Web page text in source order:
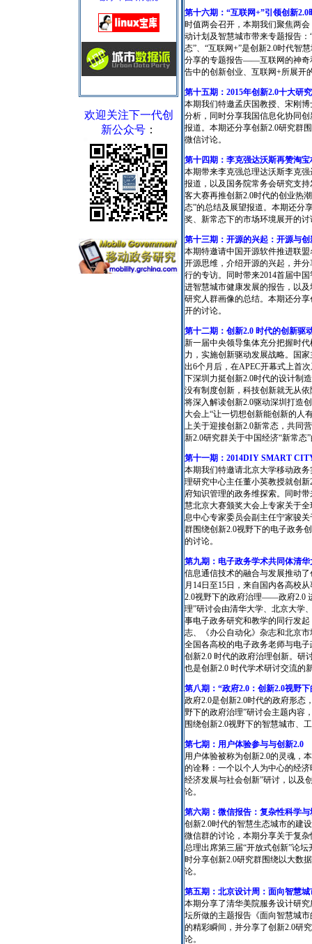
欢迎关注下一代创
新公众号：
第十六期：“互联网+”引领创新
时值两会召开，本期我们聚焦两
动计划及智慧城市带来专题报告
态”、“互联网+”是创新2.0时代智
分享的专题报告——互联网的神奇
告中的创新创业、互联网+所展开
第十五期：2015年创新2.0十大研
本期我们特邀孟庆国教授、宋刚
分析，同时分享我国信息化协同
报道。本期还分享创新2.0研究群
微信讨论。
第十四期：李克强达沃斯再赞淘
本期带来李克强总理达沃斯李克
报道，以及国务院常务会研究支
客大赛再推创新2.0时代的创业热
态”的总结及展望报道。本期还分
奖、新常态下的市场环境展开的讨
第十三期：开源的兴起：开源与
本期特邀请中国开源软件推进联
开源思维，介绍开源的兴起，并
行的专访。同时带来2014首届中
进智慧城市健康发展的报告，以
研究人群画像的总结。本期还分
开的讨论。
第十二期：创新2.0 时代的创新驱
新一届中央领导集体充分把握时
力，实施创新驱动发展战略。国
出6个月后，在APEC开幕式上首
下深圳力挺创新2.0时代的设计制
没有制度创新，科技创新就无从
将深入解读创新2.0驱动深圳打造
大会上“让一切想创新能创新的人
上关于迎接创新2.0新常态，共同
新2.0研究群关于中国经济“新常态
第十一期：2014DIY SMART
本期我们特邀请北京大学移动政
理研究中心主任董小英教授就创新
府知识管理的政务维探索。同时带
慧北京大赛颁奖大会上专家关于全
息中心专家委员会副主任宁家骏
群围绕创新2.0视野下的电子政务
的讨论。
第九期：电子政务学术共同体清
信息通信技术的融合与发展推动
月14日至15日，来自国内各高校
2.0视野下的政府治理——政府2.0
理”研讨会由清华大学、北京大学
事电子政务研究和教学的同行发
志、《办公自动化》杂志和北京
全国各高校的电子政务老师与电
创新2.0 时代的政府治理创新。研
也是创新2.0 时代学术研讨交流的
第八期：“政府2.0：创新2.0视野
政府2.0是创新2.0时代的政府形态
野下的政府治理”研讨会主题内容
围绕创新2.0视野下的智慧城市、
第七期：用户体验参与与创新2.0
用户体验被称为创新2.0的灵魂，
的诠释：一个以个人为中心的经
经济发展与社会创新”研讨，以及
论。
第六期：微信报告：复杂性科学
创新2.0时代的智慧生态城市的建
微信群的讨论，本期分享关于复
总理出席第三届“开放式创新”论
时分享创新2.0研究群围绕以大数
论。
第五期：北京设计周：面向智慧
本期分享了清华美院服务设计研
坛所做的主题报告《面向智慧城
的精彩瞬间，并分享了创新2.0研
论。